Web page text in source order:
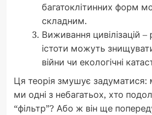
багатоклітинних форм
складним.
Виживання цивілізацій –
істоти можуть
війни чи екологічні
Ця теорія змушує
ми одні з небагатьох, хто
“фільтр”? Або ж він ще